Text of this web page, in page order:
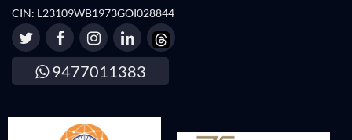
CIN: L23109WB1973GOI028844
9477011383